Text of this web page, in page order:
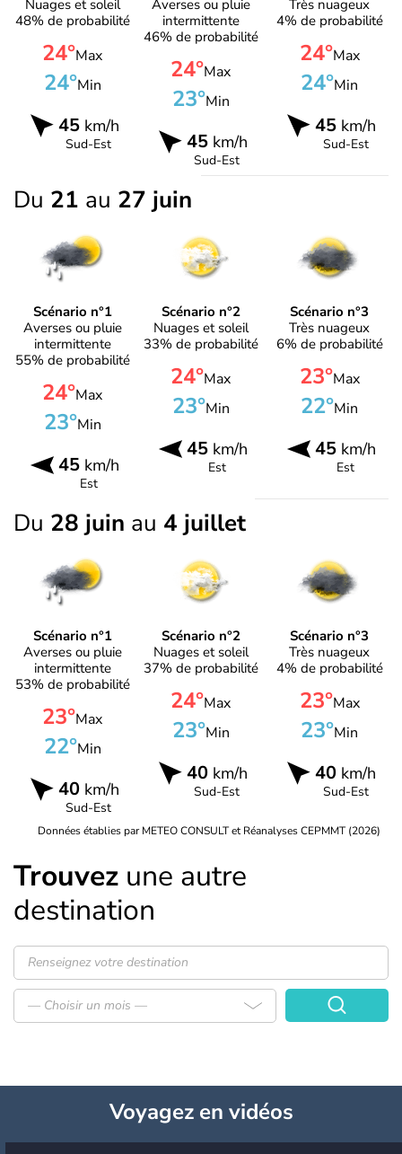
Nuages et soleil
48% de probabilité
24°Max
24°Min
45km/h
Sud-Est
Averses ou pluie
intermittente
46% de probabilité
24°Max
23°Min
45km/h
Sud-Est
Très nuageux
4% de probabilité
24°Max
24°Min
45 km/h
Sud-Est
Du 21 au 27 juin
Scénario n°1
Averses ou pluie
intermittente
55% de probabilité
24°Max
23°Min
45km/h
Est
Scénario n°2
Nuages et soleil
33% de probabilité
24°Max
23°Min
45km/h
Est
Scénario n°3
Très nuageux
6% de probabilité
23°Max
22°Min
45 km/h
Est
Du 28 juin au 4 juillet
Scénario n°1
Averses ou pluie
intermittente
53% de probabilité
23°Max
22°Min
40km/h
Sud-Est
Scénario n°2
Nuages et soleil
37% de probabilité
24°Max
23°Min
40km/h
Sud-Est
Scénario n°3
Très nuageux
4% de probabilité
23°Max
23°Min
40 km/h
Sud-Est
Données établies par METEO CONSULT et Réanalyses CEPMMT (2026)
Trouvez une autre
destination
— Choisir un mois —
Voyagezen vidéos